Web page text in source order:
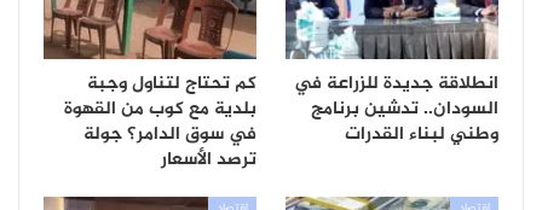
انطلاقة جديدة للزراعة في
السودان.. تدشين برنامج
وطني لبناء القدرات
كم تحتاج لتناول وجبة
بلدية مع كوب من القهوة
في سوق الدامر؟ جولة
ترصد الأسعار